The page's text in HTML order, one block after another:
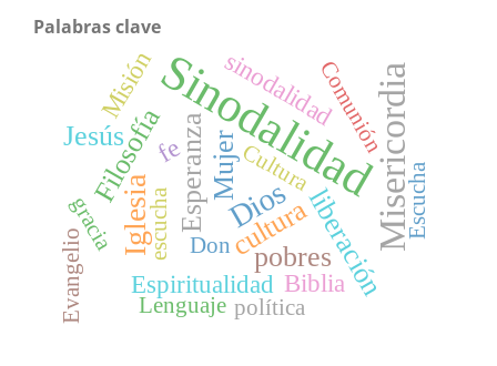
Palabras clave
SinodalidadMisericordia
Dios
Iglesia Esperanza
Filosofía Mujer
cultura
Jesús
liberación
pobres
Biblia
sinodalidad
Espiritualidad
fe
Misión Comunión
Lenguaje
Escucha
escucha
gracia
Evangelio
Cultura
política
Don